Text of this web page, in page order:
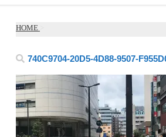
HOME
740C9704-20D5-4D88-9507-